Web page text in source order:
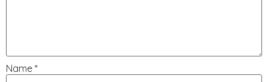
Name *